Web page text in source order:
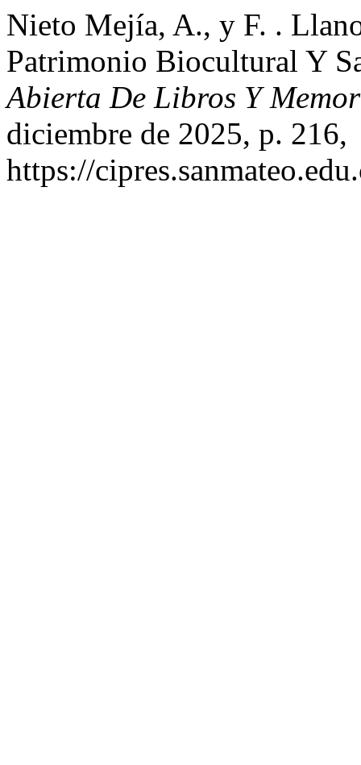
Nieto Mejía, A., y F. .
Patrimonio Biocultural Y
Abierta De Libros Y
diciembre de 2025, p. 216,
https://